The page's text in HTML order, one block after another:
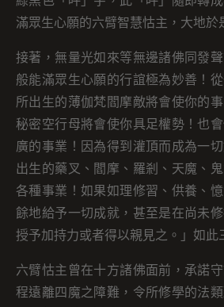
滿眾生心願的六臂智慧怙主，大地於
接著，無量光如來等無邊諸佛同發
般能滿眾生心願的行誼極為妙善！
所出生的薄伽梵閻摩敵將會使你的
秘密空行母將會使你具足權勢！也
廣的事業！因為得到灌頂而成為一
出生的藥叉、閻摩、羅剎、天魔、
各種事業！如果如理修習、供養、
餘地給予一切成就，甚至是在尚未
授予加持力或者得以親見之。」如此
六臂怙主曾在十方諸佛面前，承諾
程遠離四魔之障難，令所修學的法